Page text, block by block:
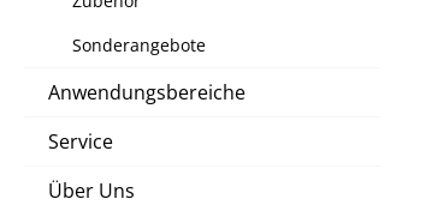
Sonderangebote
Anwendungsbereiche
Service
Über Uns